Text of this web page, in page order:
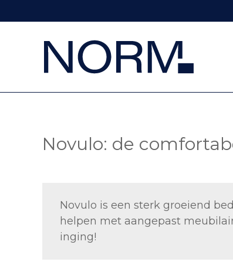
Novulo: de
Novulo is een sterk groeiend
helpen met aangepast
inging!